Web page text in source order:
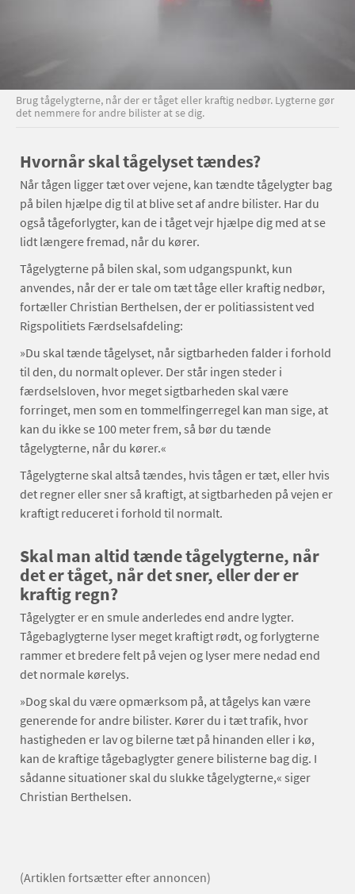
Brug tågelygterne, når der er tåget eller kraftig nedbør. Lygterne gør
det nemmere for andre bilister at se dig.
Hvornår skal tågelyset tændes?
Når tågen ligger tæt over vejene, kan tændte tågelygter bag
på bilen hjælpe dig til at blive set af andre bilister. Har du
også tågeforlygter, kan de i tåget vejr hjælpe dig med at se
lidt længere fremad, når du kører.
Tågelygterne på bilen skal, som udgangspunkt, kun
anvendes, når der er tale om tæt tåge eller kraftig nedbør,
fortæller Christian Berthelsen, der er politiassistent ved
Rigspolitiets Færdselsafdeling:
»Du skal tænde tågelyset, når sigtbarheden falder i forhold
til den, du normalt oplever. Der står ingen steder i
færdselsloven, hvor meget sigtbarheden skal være
forringet, men som en tommelfingerregel kan man sige, at
kan du ikke se 100 meter frem, så bør du tænde
tågelygterne, når du kører.«
Tågelygterne skal altså tændes, hvis tågen er tæt, eller hvis
det regner eller sner så kraftigt, at sigtbarheden på vejen er
kraftigt reduceret i forhold til normalt.
Skal man altid tænde tågelygterne, når
det er tåget, når det sner, eller der er
kraftig regn?
Tågelygter er en smule anderledes end andre lygter.
Tågebaglygterne lyser meget kraftigt rødt, og forlygterne
rammer et bredere felt på vejen og lyser mere nedad end
det normale kørelys.
»Dog skal du være opmærksom på, at tågelys kan være
generende for andre bilister. Kører du i tæt trafik, hvor
hastigheden er lav og bilerne tæt på hinanden eller i kø,
kan de kraftige tågebaglygter genere bilisterne bag dig. I
sådanne situationer skal du slukke tågelygterne,« siger
Christian Berthelsen.
(Artiklen fortsætter efter annoncen)